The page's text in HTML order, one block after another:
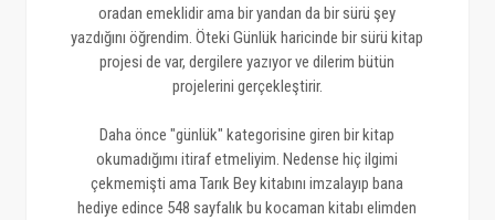
oradan emeklidir ama bir yandan da bir sürü şey
yazdığını öğrendim. Öteki Günlük haricinde bir sürü kitap
projesi de var, dergilere yazıyor ve dilerim bütün
projelerini gerçekleştirir.
Daha önce "günlük" kategorisine giren bir kitap
okumadığımı itiraf etmeliyim. Nedense hiç ilgimi
çekmemişti ama Tarık Bey kitabını imzalayıp bana
hediye edince 548 sayfalık bu kocaman kitabı elimden